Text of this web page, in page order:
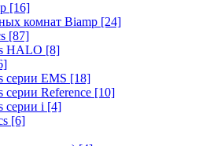
[16]
комнат Biamp [24]
[87]
HALO [8]
серии EMS [18]
серии Reference [10]
серии i [4]
[6]